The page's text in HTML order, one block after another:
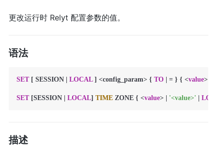
更改运行时 Relyt 配置参数的值。
语法
SET [ SESSION LOCAL ] <config_param> { TO = } { <value>
SET [SESSION LOCAL] TIME ZONE { <value> '<value>'
描述